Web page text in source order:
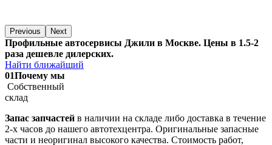
Previous Next
Профильные автосервисы Джили в Москве. Цены в 1.5-2
раза дешевле дилерских.
Найти ближайший
01Почему мы
Собственный
склад
Запас запчастей в наличии на складе либо доставка в течение
2-х часов до нашего автотехцентра. Оригинальные запасные
части и неоригинал высокого качества. Стоимость работ,